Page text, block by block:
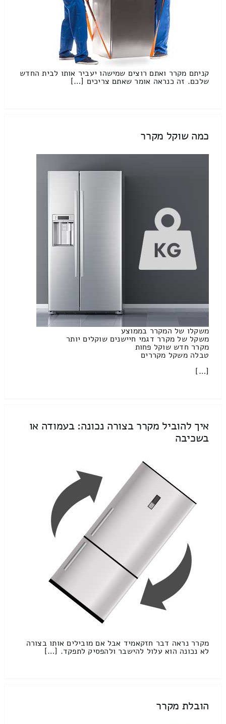
קניתם מקרר ואתם רוצים שמישהו יעביר אותו לבית החדש
שלכם. זה כנראה אומר שאתם צריכים […]
כמה שוקל מקרר
משקלו של המקרר בממוצע
משקל של מקרר דגמי חיישנים שוקלים יותר
מקרר חדש שוקל פחות
טבלה משקל מקררים
[…]
איך להוביל מקרר בצורה נכונה: בעמודה או
בשכיבה
מקרר נראה דבר חזקאמיד אבל אם מובילים אותו בצורה
לא נכונה הוא עלול להישבר ולהפסיק לתפקד. […]
הובלת מקרר